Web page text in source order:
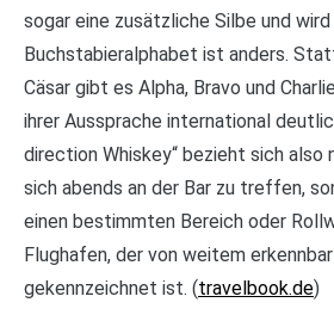
sogar eine zusätzliche Silbe und wird
Buchstabieralphabet ist anders.
Cäsar gibt es Alpha, Bravo und
ihrer Aussprache international
direction Whiskey“ bezieht sich also
sich abends an der Bar zu treffen,
einen bestimmten Bereich oder
Flughafen, der von weitem
gekennzeichnet ist. (travelbook.de)